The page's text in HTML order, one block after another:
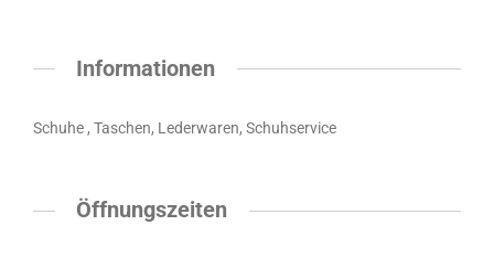
Informationen
Schuhe , Taschen, Lederwaren, Schuhservice
Öffnungszeiten